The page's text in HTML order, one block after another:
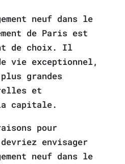
neuf dans le
de Paris est
de choix. Il
vie exceptionnel,
grandes
et
capitale.
pour
envisager
neuf dans le